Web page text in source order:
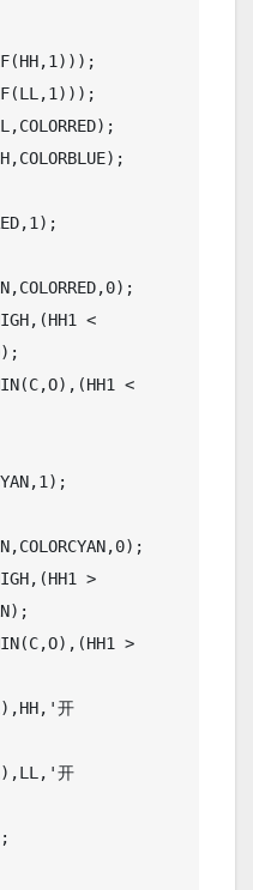
<
<
>
>
开
开